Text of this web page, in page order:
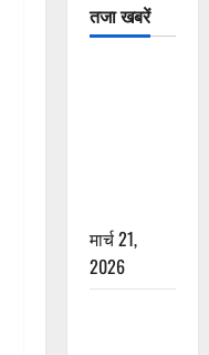
तजा खबरें
मार्च 21,
2026